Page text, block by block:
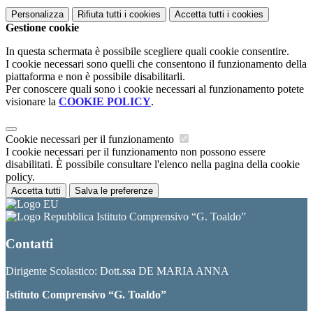
Personalizza Rifiuta tutti i cookies Accetta tutti i cookies
Gestione cookie
In questa schermata è possibile scegliere quali cookie consentire.
I cookie necessari sono quelli che consentono il funzionamento della
piattaforma e non è possibile disabilitarli.
Per conoscere quali sono i cookie necessari al funzionamento potete
visionare la COOKIE POLICY.
Cookie necessari per il funzionamento
I cookie necessari per il funzionamento non possono essere
disabilitati. È possibile consultare l'elenco nella pagina della cookie
policy.
Accetta tutti Salva le preferenze
Istituto Comprensivo “G. Toaldo”
Contatti
Dirigente Scolastico: Dott.ssa DE MARIA ANNA
Istituto Comprensivo “G. Toaldo”